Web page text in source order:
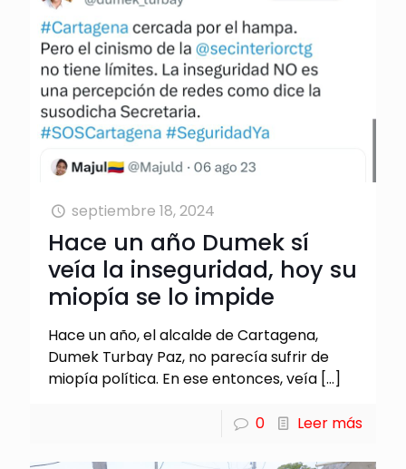
septiembre 18, 2024
Hace un año Dumek sí
veía la inseguridad, hoy su
miopía se lo impide
Hace un año, el alcalde de Cartagena,
Dumek Turbay Paz, no parecía sufrir de
miopía política. En ese entonces, veía […]
0 Leer más